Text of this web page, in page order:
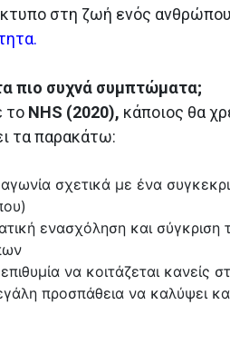
στη ζωή ενός
πιο συχνά συμπτώματα;
το NHS (2020), κάποιος θα
τα παρακάτω:
σχετικά με ένα
ενασχόληση και
να κοιτάζεται
προσπάθεια να καλύψει